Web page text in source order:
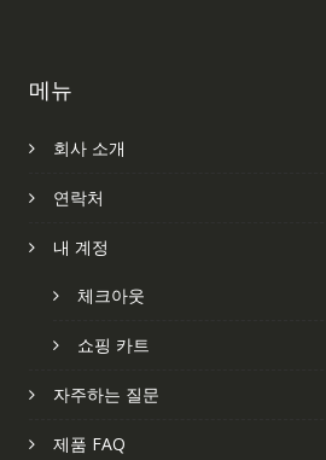
메뉴
회사 소개
연락처
내 계정
체크아웃
쇼핑 카트
자주하는 질문
제품 FAQ